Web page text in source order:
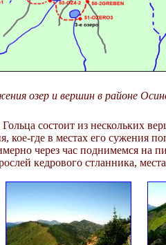
озер и вершин в районе
Гольца состоит из нескольких
кое-где в местах его сужения
через час поднимемся на
кедрового стланника,